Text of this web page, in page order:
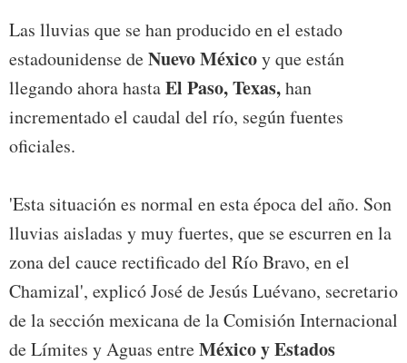
Las lluvias que se han producido en el estado
estadounidense deNuevo Méxicoy que están
llegando ahora hastaEl Paso, Texas,han
incrementado el caudal del río, según fuentes
oficiales.
'Esta situación es normal en esta época del año. Son
lluvias aisladas y muy fuertes, que se escurren en la
zona del cauce rectificado del Río Bravo, en el
Chamizal', explicó José de Jesús Luévano, secretario
de la sección mexicana de la Comisión Internacional
de Límites y Aguas entreMéxico y Estados